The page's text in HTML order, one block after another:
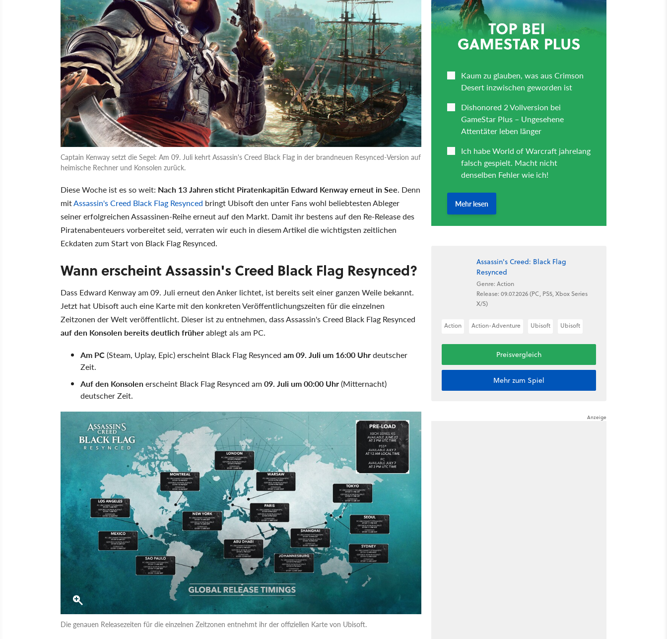
Captain Kenway setzt die Segel: Am 09. Juli kehrt Assassin's Creed Black Flag in der brandneuen Resynced-Version auf
heimische Rechner und Konsolen zurück.
Diese Woche ist es so weit: Nach 13 Jahren sticht Piratenkapitän Edward Kenway erneut in See. Denn
mitAssassin's Creed Black Flag Resynced bringt Ubisoft den unter Fans wohl beliebtesten Ableger
seiner erfolgreichen Assassinen-Reihe erneut auf den Markt. Damit ihr bestens auf den Re-Release des
Piratenabenteuers vorbereitet seid, verraten wir euch in diesem Artikel die wichtigsten zeitlichen
Eckdaten zum Start von Black Flag Resynced.
Wann erscheint Assassin's Creed Black Flag Resynced?
Dass Edward Kenway am 09. Juli erneut den Anker lichtet, ist bereits seit einer ganzen Weile bekannt.
Jetzt hat Ubisoft auch eine Karte mit den konkreten Veröffentlichungszeiten für die einzelnen
Zeitzonen der Welt veröffentlicht. Dieser ist zu entnehmen, dass Assassin's Creed Black Flag Resynced
auf den Konsolen bereits deutlich früherablegt als am PC.
Am PC (Steam, Uplay, Epic) erscheint Black Flag Resynced am 09. Juli um 16:00 Uhrdeutscher
Zeit.
Auf den Konsolenerscheint Black Flag Resynced am09. Juli um 00:00 Uhr(Mitternacht)
deutscher Zeit.
Die genauen Releasezeiten für die einzelnen Zeitzonen entnehmt ihr der offiziellen Karte von Ubisoft.
Assassin's Creed: Black Flag
Resynced
Genre: Action
Release: 09.07.2026 (PC, PS5, Xbox Series
X/S)
Action Action-Adventure Ubisoft Ubisoft
Preisvergleich
Mehr zum Spiel